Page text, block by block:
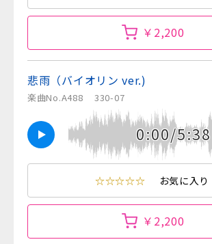
￥2,200
悲雨（バイオリン ver.)
楽曲No.A488 330-07
0:00/5:38
☆☆☆☆☆ お気に入り
￥2,200